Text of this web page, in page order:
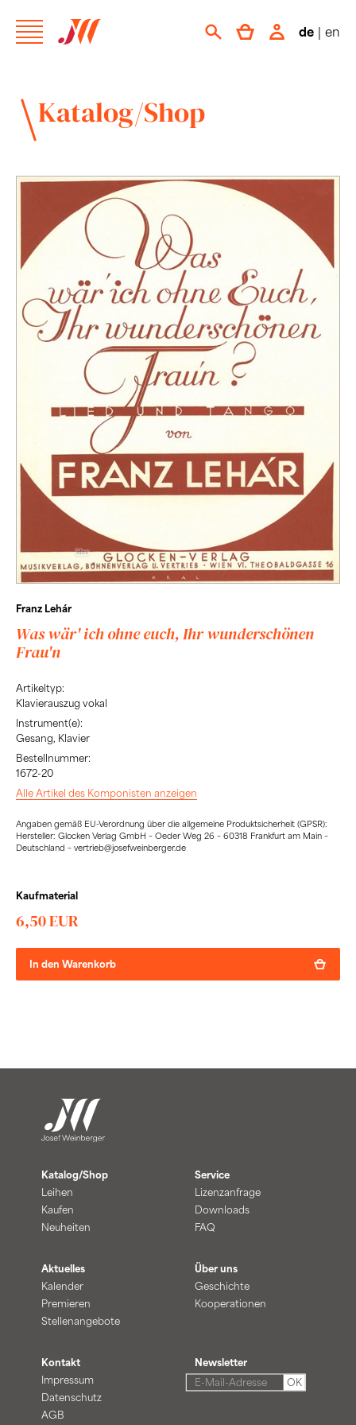
de | en
Katalog/Shop
Franz Lehár
Was wär' ich ohne euch, Ihr wunderschönen
Frau'n
Artikeltyp:
Klavierauszug vokal
Instrument(e):
Gesang, Klavier
Bestellnummer:
1672-20
Alle Artikel des Komponisten anzeigen
Angaben gemäß EU-Verordnung über die allgemeine Produktsicherheit (GPSR):
Hersteller: Glocken Verlag GmbH – Oeder Weg 26 – 60318 Frankfurt am Main –
Deutschland – vertrieb@josefweinberger.de
Kaufmaterial
6,50 EUR
In den Warenkorb
Katalog/Shop
Leihen
Kaufen
Neuheiten
Service
Lizenzanfrage
Downloads
FAQ
Aktuelles
Kalender
Premieren
Stellenangebote
Über uns
Geschichte
Kooperationen
Kontakt
Impressum
Datenschutz
AGB
Newsletter
OK